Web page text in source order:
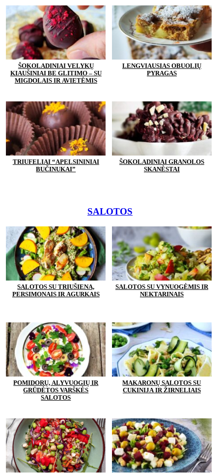
ŠOKOLADINIAI VELYKŲ
KIAUŠINIAI BE GLITIMO – SU
MIGDOLAIS IR AVIETĖMIS
LENGVIAUSIAS OBUOLIŲ
PYRAGAS
TRIUFELIAI “APELSININIAI
BUČINUKAI”
ŠOKOLADINIAI GRANOLOS
SKANĖSTAI
SALOTOS
SALOTOS SU TRIUŠIENA,
PERSIMONAIS IR AGURKAIS
SALOTOS SU VYNUOGĖMIS IR
NEKTARINAIS
POMIDORŲ, ALYVUOGIŲ IR
GRŪDĖTOS VARŠKĖS
SALOTOS
MAKARONŲ SALOTOS SU
CUKINIJA IR ŽIRNELIAIS